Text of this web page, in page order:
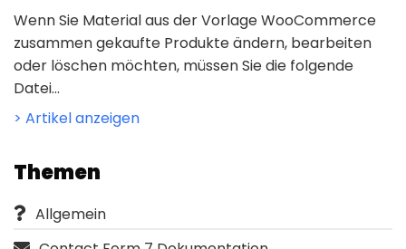
Wenn Sie Material aus der Vorlage WooCommerce
zusammen gekaufte Produkte ändern, bearbeiten
oder löschen möchten, müssen Sie die folgende
Datei...
> Artikel anzeigen
Themen
Allgemein